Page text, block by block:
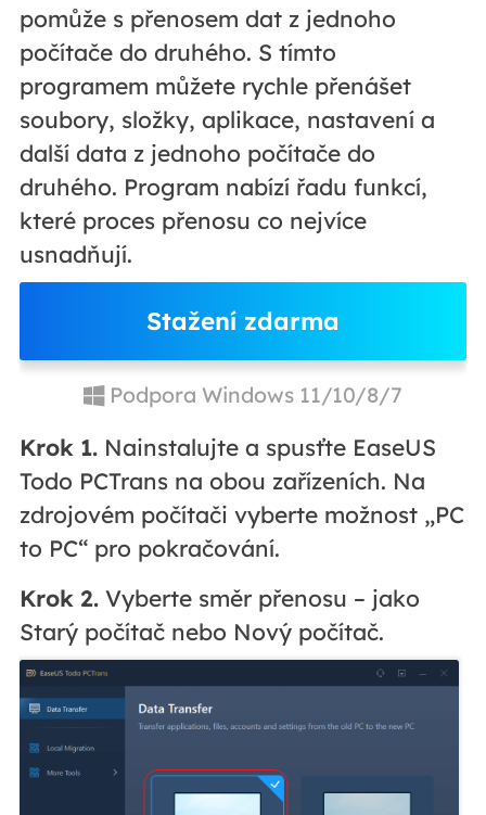
pomůže s přenosem dat z jednoho
počítače do druhého. S tímto
programem můžete rychle přenášet
soubory, složky, aplikace, nastavení a
další data z jednoho počítače do
druhého. Program nabízí řadu funkcí,
které proces přenosu co nejvíce
usnadňují.
Stažení zdarma
Podpora Windows 11/10/8/7
Krok 1.Nainstalujte a spusťte EaseUS
Todo PCTrans na obou zařízeních. Na
zdrojovém počítači vyberte možnost „PC
to PC“ pro pokračování.
Krok 2.Vyberte směr přenosu – jako
Starý počítač nebo Nový počítač.